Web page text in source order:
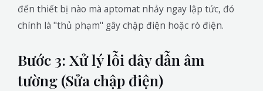
đến thiết bị nào mà aptomat nhảy ngay lập tức, đó
chính là "thủ phạm" gây chập điện hoặc rò điện.
Bước 3: Xử lý lỗi dây dẫn âm
tường (Sửa chập điện)